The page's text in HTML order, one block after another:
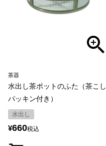
茶器
水出し茶ポットのふた（茶こし
パッキン付き）
水出し
¥660税込